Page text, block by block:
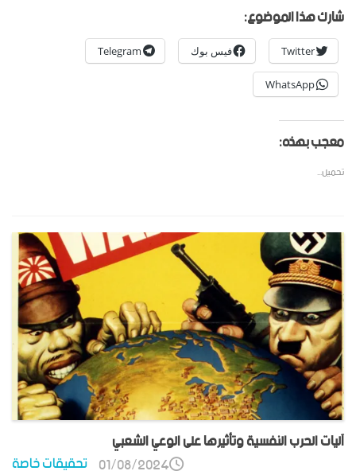
شارك هذا الموضوع:
Twitter فيس بوك Telegram
WhatsApp
معجب بهذه:
تحميل...
آليات الحرب النفسية وتأثيرها على الوعي الشعبي
تحقيقات خاصة